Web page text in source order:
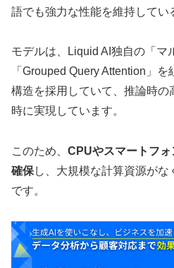
語でも強力な性能を維持してい
モデルは、Liquid AI独自の「マ
「Grouped Query Attention」
構造を採用していて、推論時の
時に実現しています。
このため、 CPUやスマートフ
確保し、大規模な計算資源が
です。